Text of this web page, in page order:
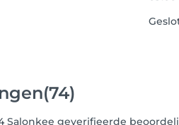
(74)
Salonkee geverifieerde